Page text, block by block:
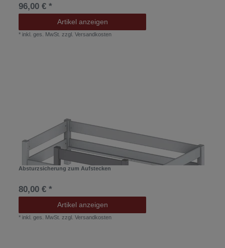
96,00 € *
Artikel anzeigen
* inkl. ges. MwSt. zzgl.Versandkosten
Absturzsicherung zum Aufstecken
80,00 € *
Artikel anzeigen
* inkl. ges. MwSt. zzgl.Versandkosten